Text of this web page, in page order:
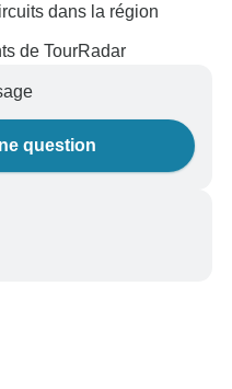
dans la région
de TourRadar
question